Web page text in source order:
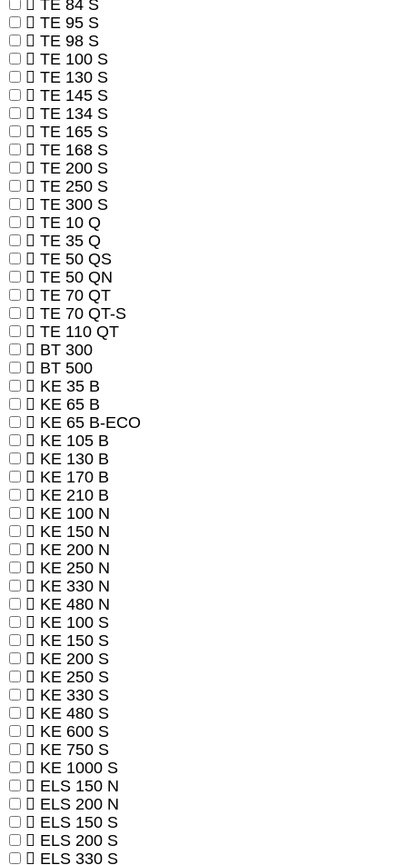
TE 84 S
TE 95 S
TE 98 S
TE 100 S
TE 130 S
TE 145 S
TE 134 S
TE 165 S
TE 168 S
TE 200 S
TE 250 S
TE 300 S
TE 10 Q
TE 35 Q
TE 50 QS
TE 50 QN
TE 70 QT
TE 70 QT-S
TE 110 QT
BT 300
BT 500
KE 35 B
KE 65 B
KE 65 B-ECO
KE 105 B
KE 130 B
KE 170 B
KE 210 B
KE 100 N
KE 150 N
KE 200 N
KE 250 N
KE 330 N
KE 480 N
KE 100 S
KE 150 S
KE 200 S
KE 250 S
KE 330 S
KE 480 S
KE 600 S
KE 750 S
KE 1000 S
ELS 150 N
ELS 200 N
ELS 150 S
ELS 200 S
ELS 330 S